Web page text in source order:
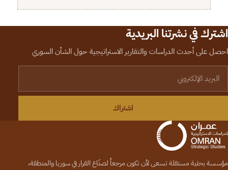
اشترك في نشرتنا البريدية
احصل على أحدث الدراسات والتقارير الاستراتيجية حول الشأن السوري
اشتراك
مؤسسة بحثية مستقلة تسعى لأن تكون مرجعاً لصنّاع القرار في سوريا والمنطقة،